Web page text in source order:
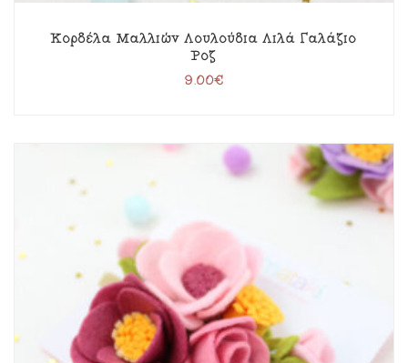
Κορδέλα Μαλλιών Λουλούδια Λιλά Γαλάζιο
Ροζ
9.00€